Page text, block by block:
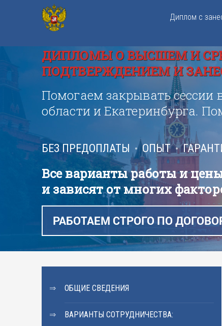
Диплом с
ДИПЛОМЫ О ВЫСШЕМ И
ПОДТВЕРЖДЕНИЕМ И
Помогаем закрывать
области и Екатеринбурга.
БЕЗ ПРЕДОПЛАТЫ ОПЫТ
Все варианты работы и
и зависят от многих
РАБОТАЕМ СТРОГО ПО
ОБЩИЕ СВЕДЕНИЯ
ВАРИАНТЫ СОТРУДНИЧЕСТВА: